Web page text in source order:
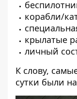
корабли/
крылатые
личный
К слову,
сутки были